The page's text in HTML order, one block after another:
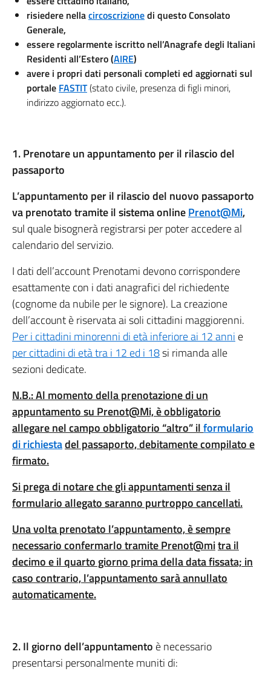
risiedere nellacircoscrizionedi questo Consolato
Generale,
essere regolarmente iscritto nell’Anagrafe degli Italiani
Residenti all’Estero (AIRE)
avere i propri dati personali completi ed aggiornati sul
portale FASTIT(stato civile, presenza di figli minori,
indirizzo aggiornato ecc.).
1. Prenotare un appuntamento per il rilascio del
passaporto
L’appuntamento per il rilascio del nuovo passaporto
va prenotato tramite il sistema onlinePrenot@Mi,
sul quale bisognerà registrarsi per poter accedere al
calendario del servizio.
I dati dell’account Prenotami devono corrispondere
esattamente con i dati anagrafici del richiedente
(cognome da nubile per le signore). La creazione
dell’account è riservata ai soli cittadini maggiorenni.
Per i cittadini minorenni di età inferiore ai 12 anni e
per cittadini di età tra i 12 ed i 18si rimanda alle
sezioni dedicate.
N.B.: Al momento della prenotazione di un
appuntamento su Prenot@Mi, è obbligatorio
allegare nel campo obbligatorio “altro” ilformulario
di richiestadel passaporto, debitamente compilato e
firmato.
Si prega di notare che gli appuntamenti senza il
formulario allegato saranno purtroppo cancellati.
Una volta prenotato l’appuntamento, è sempre
necessario confermarlo tramite Prenot@mitra il
decimo e il quarto giorno prima della data fissata; in
caso contrario, l’appuntamento sarà annullato
automaticamente.
2. Il giorno dell’appuntamento è necessario
presentarsi personalmente muniti di: